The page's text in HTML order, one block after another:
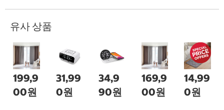
유사 상품
199,9
00원
31,99
0원
34,9
90원
169,9
00원
14,99
0원